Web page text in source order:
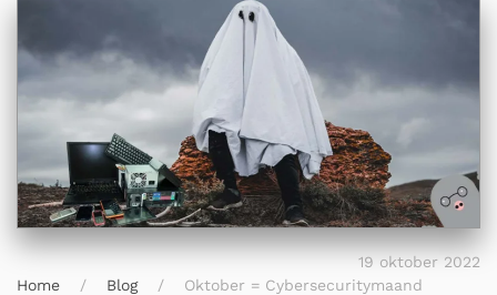
19 oktober 2022
Home
Blog Oktober = Cybersecuritymaand